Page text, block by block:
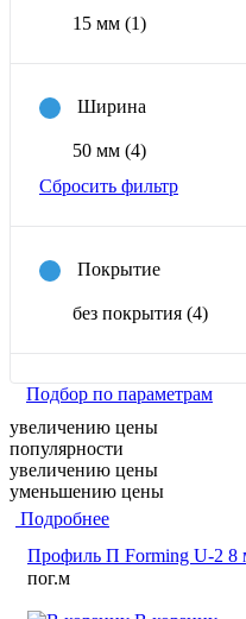
15 мм (1)
Ширина
50 мм (4)
Сбросить фильтр
Покрытие
без покрытия (4)
Подбор по параметрам
увеличению цены
популярности
увеличению цены
уменьшению цены
Подробнее
Профиль П Forming U-2
пог.м